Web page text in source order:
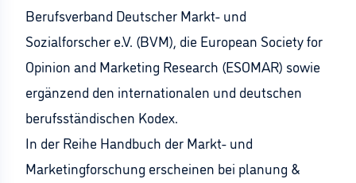
Berufsverband Deutscher Markt- und
Sozialforscher e.V. (BVM), die European Society for
Opinion and Marketing Research (ESOMAR) sowie
ergänzend den internationalen und deutschen
berufsständischen Kodex.
In der Reihe Handbuch der Markt- und
Marketingforschung erscheinen bei planung &